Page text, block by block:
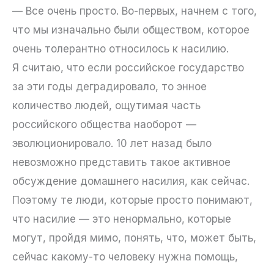
— Все очень просто. Во-первых, начнем с того,
что мы изначально были обществом, которое
очень толерантно относилось к насилию.
Я считаю, что если российское государство
за эти годы деградировало, то энное
количество людей, ощутимая часть
российского общества наоборот —
эволюционировало. 10 лет назад было
невозможно представить такое активное
обсуждение домашнего насилия, как сейчас.
Поэтому те люди, которые просто понимают,
что насилие — это ненормально, которые
могут, пройдя мимо, понять, что, может быть,
сейчас какому-то человеку нужна помощь,